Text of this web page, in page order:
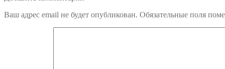
по
записям
Ваш адрес email не будет опубликован. Обязательные поля